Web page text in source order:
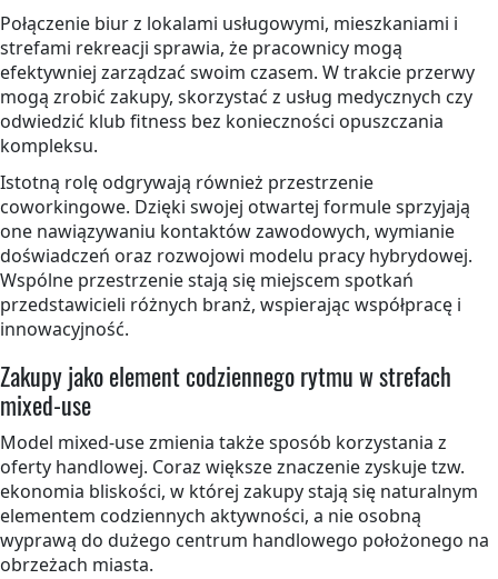
Połączenie biur z lokalami usługowymi, mieszkaniami i
strefami rekreacji sprawia, że pracownicy mogą
efektywniej zarządzać swoim czasem. W trakcie przerwy
mogą zrobić zakupy, skorzystać z usług medycznych czy
odwiedzić klub fitness bez konieczności opuszczania
kompleksu.
Istotną rolę odgrywają również przestrzenie
coworkingowe. Dzięki swojej otwartej formule sprzyjają
one nawiązywaniu kontaktów zawodowych, wymianie
doświadczeń oraz rozwojowi modelu pracy hybrydowej.
Wspólne przestrzenie stają się miejscem spotkań
przedstawicieli różnych branż, wspierając współpracę i
innowacyjność.
Zakupy jako element codziennego rytmu w strefach
mixed-use
Model mixed-use zmienia także sposób korzystania z
oferty handlowej. Coraz większe znaczenie zyskuje tzw.
ekonomia bliskości, w której zakupy stają się naturalnym
elementem codziennych aktywności, a nie osobną
wyprawą do dużego centrum handlowego położonego na
obrzeżach miasta.